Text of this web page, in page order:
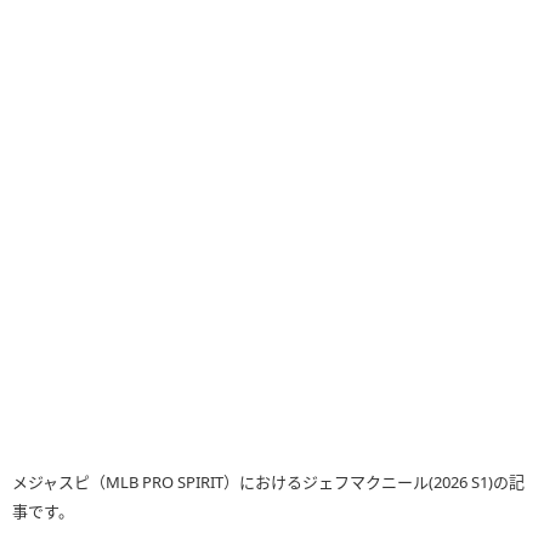
メジャスピ（MLB PRO SPIRIT）におけるジェフマクニール(2026 S1)の記
事です。